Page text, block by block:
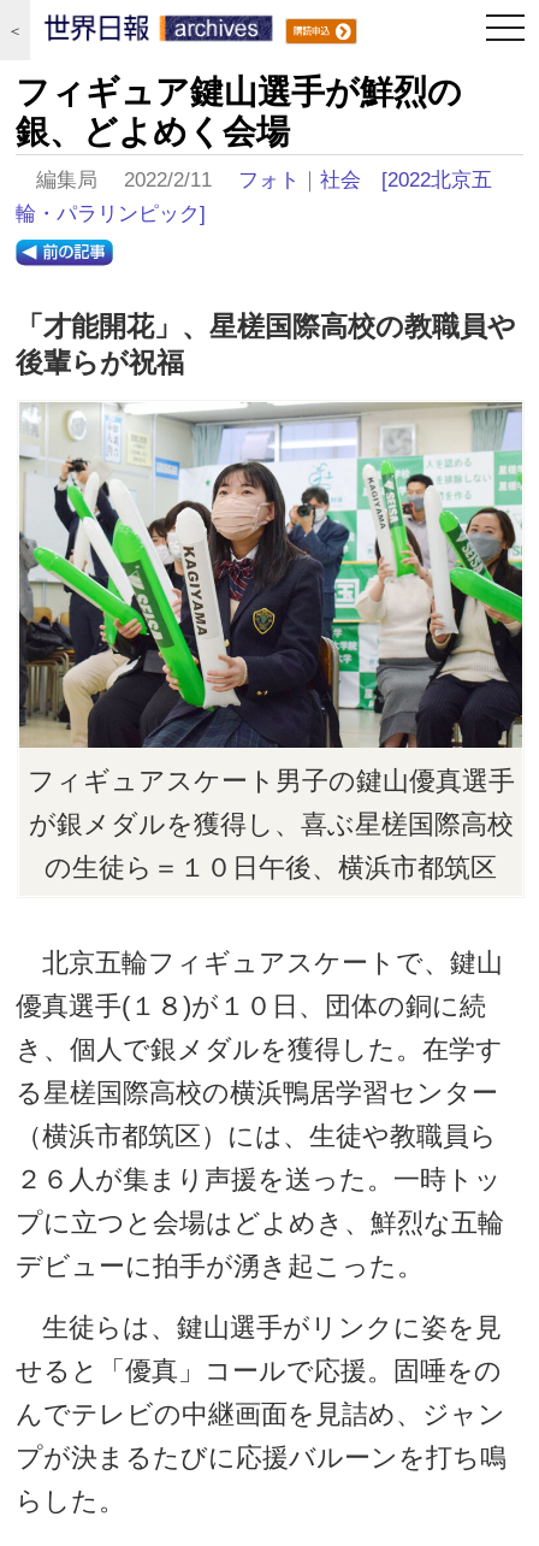
＜
フィギュア鍵山選手が鮮烈の
銀、どよめく会場
編集局 2022/2/11 フォト ｜社会
[2022北京五
輪・パラリンピック]
「才能開花」、星槎国際高校の教職員や
後輩らが祝福
フィギュアスケート男子の鍵山優真選手
が銀メダルを獲得し、喜ぶ星槎国際高校
の生徒ら＝１０日午後、横浜市都筑区
北京五輪フィギュアスケートで、鍵山
優真選手(１８)が１０日、団体の銅に続
き、個人で銀メダルを獲得した。在学す
る星槎国際高校の横浜鴨居学習センター
（横浜市都筑区）には、生徒や教職員ら
２６人が集まり声援を送った。一時トッ
プに立つと会場はどよめき、鮮烈な五輪
デビューに拍手が湧き起こった。
生徒らは、鍵山選手がリンクに姿を見
せると「優真」コールで応援。固唾をの
んでテレビの中継画面を見詰め、ジャン
プが決まるたびに応援バルーンを打ち鳴
らした。